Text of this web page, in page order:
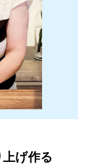
げ作る